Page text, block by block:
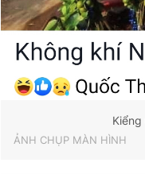
ẢNH CHỤP MÀN HÌNH